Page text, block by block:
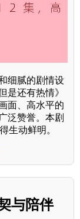
细腻的剧情设
是还有热情》
面、高水平的
泛赞誉。本剧
生动鲜明。
与陪伴